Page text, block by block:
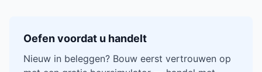
Oefen voordat u handelt
Nieuw in beleggen? Bouw eerst vertrouwen op